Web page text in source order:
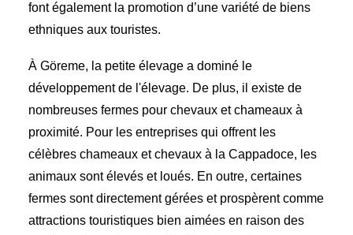
font également la promotion d’une variété de biens
ethniques aux touristes.
À Göreme, la petite élevage a dominé le
développement de l'élevage. De plus, il existe de
nombreuses fermes pour chevaux et chameaux à
proximité. Pour les entreprises qui offrent les
célèbres chameaux et chevaux à la Cappadoce, les
animaux sont élevés et loués. En outre, certaines
fermes sont directement gérées et prospèrent comme
attractions touristiques bien aimées en raison des